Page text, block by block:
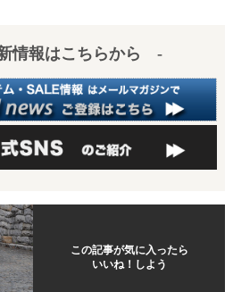
情報はこちらから -
この記事が気に入ったら
いいね！しよう